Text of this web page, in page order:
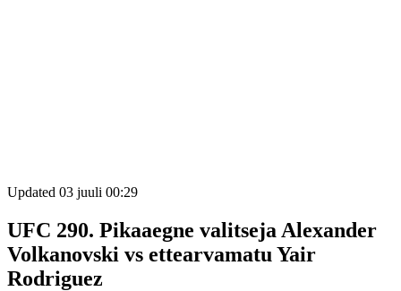
Updated 03 juuli 00:29
UFC 290. Pikaaegne valitseja Alexander
Volkanovski vs ettearvamatu Yair
Rodriguez